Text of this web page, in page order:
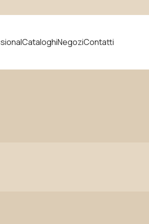
CataloghiNegoziContatti